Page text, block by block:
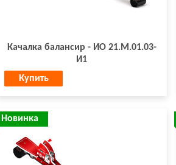
Качалка балансир - ИО 21.М.01.03-
И1
Купить
Новинка